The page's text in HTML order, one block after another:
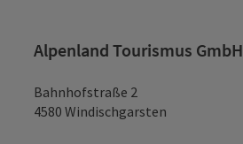
Alpenland Tourismus GmbH
Bahnhofstraße 2
4580 Windischgarsten